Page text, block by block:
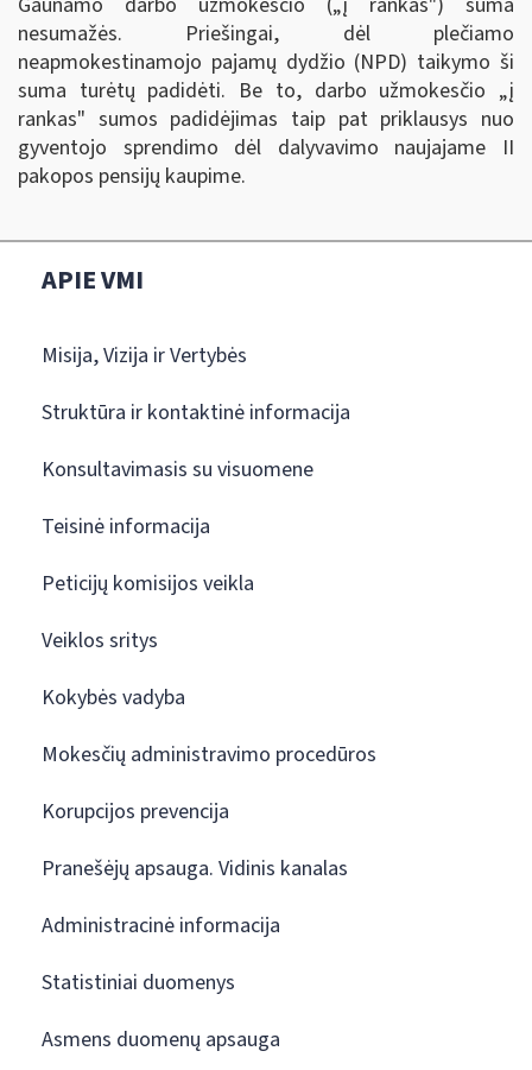
nesumažės. Priešingai, dėl plečiamo
neapmokestinamojo pajamų dydžio (NPD) taikymo ši
suma turėtų padidėti. Be to, darbo užmokesčio „į
rankas" sumos padidėjimas taip pat priklausys nuo
gyventojo sprendimo dėl dalyvavimo naujajame II
pakopos pensijų kaupime.
APIE VMI
Misija, Vizija ir Vertybės
Struktūra ir kontaktinė informacija
Konsultavimasis su visuomene
Teisinė informacija
Peticijų komisijos veikla
Veiklos sritys
Kokybės vadyba
Mokesčių administravimo procedūros
Korupcijos prevencija
Pranešėjų apsauga. Vidinis kanalas
Administracinė informacija
Statistiniai duomenys
Asmens duomenų apsauga